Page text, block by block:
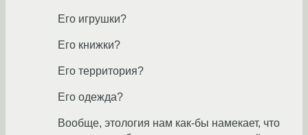
Его игрушки?
Его книжки?
Его территория?
Его одежда?
Вообще, этология нам как-бы намекает, что